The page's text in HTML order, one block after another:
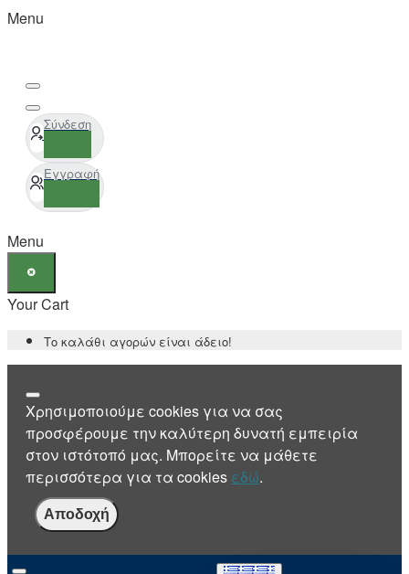
Menu
Σύνδεση
Εγγραφή
Menu
Your Cart
Το καλάθι αγορών είναι άδειο!
Χρησιμοποιούμε cookies για να σας
προσφέρουμε την καλύτερη δυνατή εμπειρία
στον ιστότοπό μας. Μπορείτε να μάθετε
περισσότερα για τα cookies εδώ.
Αποδοχή